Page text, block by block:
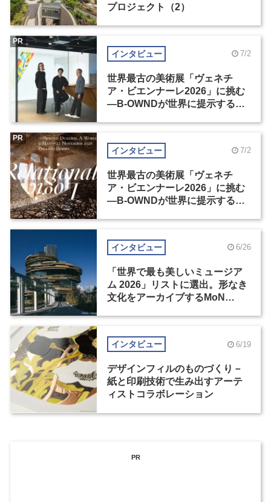
プロジェクト（2）
インタビュー 7/2
世界最古の美術展「ヴェネチ
ア・ビエンナーレ2026」に挑む
―B-OWNDが世界に提示する美
PR
インタビュー 7/2
世界最古の美術展「ヴェネチ
ア・ビエンナーレ2026」に挑む
―B-OWNDが世界に提示する美
PR
インタビュー 6/26
「世界で最も美しいミュージア
ム 2026」リストに選出。形なき
文化をアーカイブするMoN
インタビュー 6/19
デザインフィルのものづくり－
紙と印刷技術で生み出すアーテ
ィストコラボレーション
PR